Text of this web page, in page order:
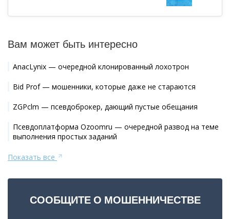
Вам может быть интересно
AnacLynix — очередной клонированный лохотрон
Bid Prof — мошенники, которые даже не стараются
ZGPclm — псевдоброкер, дающий пустые обещания
Псевдоплатформа Ozoomru — очередной развод на теме
выполнения простых заданий
Показать все
СООБЩИТЕ О МОШЕННИЧЕСТВЕ